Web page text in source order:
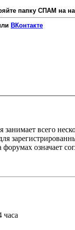
папку СПАМ на
ВКонтакте
всего
означает
часа